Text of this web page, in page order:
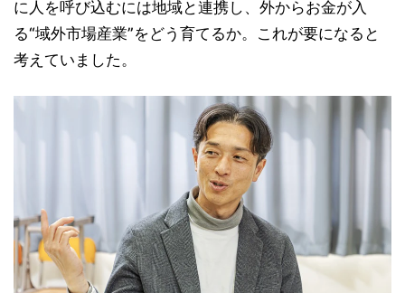
に人を呼び込むには地域と連携し、外からお金が入
る“域外市場産業”をどう育てるか。これが要になると
考えていました。